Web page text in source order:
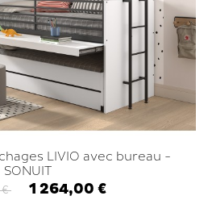
LIVIO avec bureau -
SONUIT
€ 1 264,00 €